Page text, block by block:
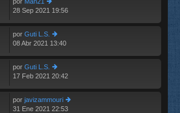
s
m
e
s
er
o
m
e
n
s
28 Sep 2021 19:56
por Guti L.S.
er
o
m
e
n
s
08 Abr 2021 13:40
por Guti L.S.
er
o
17 Feb 2021 20:42
por javizammouri
er
31 Ene 2021 22:53